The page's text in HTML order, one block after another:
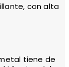
con alta
tiene de